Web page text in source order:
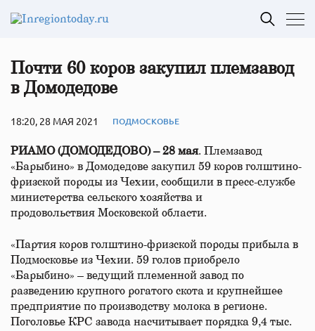
Почти 60 коров закупил племзавод
в Домодедове
18:20, 28 МАЯ 2021 ПОДМОСКОВЬЕ
РИАМО (ДОМОДЕДОВО) – 28 мая. Племзавод
«Барыбино» в Домодедове закупил 59 коров голштино-
фризской породы из Чехии, сообщили в пресс-службе
министерства сельского хозяйства и
продовольствия Московской области.
«Партия коров голштино-фризской породы прибыла в
Подмосковье из Чехии. 59 голов приобрело
«Барыбино» – ведущий племенной завод по
разведению крупного рогатого скота и крупнейшее
предприятие по производству молока в регионе.
Поголовье КРС завода насчитывает порядка 9,4 тыс.